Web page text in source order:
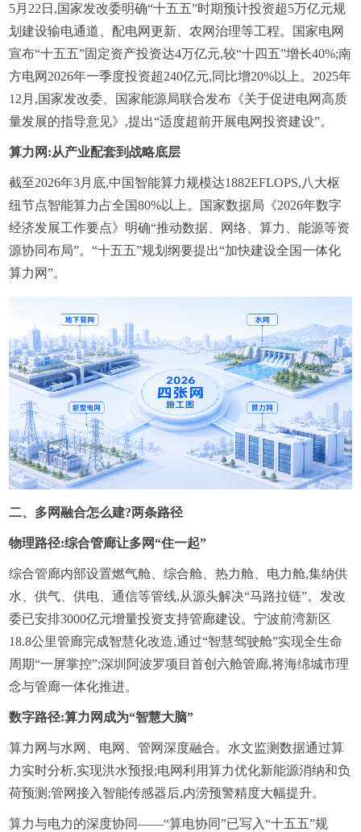
5月22日,国家发改委明确“十五五”时期预计投资超5万亿元规
划建设输电通道、配电网更新、农网治理等工程。国家电网
宣布“十五五”固定资产投资达4万亿元,较“十四五”增长40%;南
方电网2026年一季度投资超240亿元,同比增20%以上。2025年
12月,国家发改委、国家能源局联合发布《关于促进电网高质
量发展的指导意见》,提出“适度超前开展电网投资建设”。
算力网:从产业配套到战略底层
截至2026年3月底,中国智能算力规模达1882EFLOPS,八大枢
纽节点智能算力占全国80%以上。国家数据局《2026年数字
经济发展工作要点》明确“推动数据、网络、算力、能源等资
源协同布局”。“十五五”规划纲要提出“加快建设全国一体化
算力网”。
二、多网融合怎么建?两条路径
物理路径:综合管廊让多网“住一起”
综合管廊内部设置燃气舱、综合舱、热力舱、电力舱,集纳供
水、供气、供电、通信等管线,从源头解决“马路拉链”。发改
委已安排3000亿元增量投资支持管廊建设。宁波前湾新区
18.8公里管廊完成智慧化改造,通过“智慧驾驶舱”实现全生命
周期“一屏掌控”;深圳阿波罗项目首创六舱管廊,将海绵城市理
念与管廊一体化推进。
数字路径:算力网成为“智慧大脑”
算力网与水网、电网、管网深度融合。水文监测数据通过算
力实时分析,实现洪水预报;电网利用算力优化新能源消纳和负
荷预测;管网接入智能传感器后,内涝预警精度大幅提升。
算力与电力的深度协同——“算电协同”已写入“十五五”规